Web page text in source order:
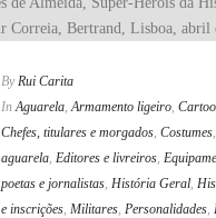
By Rui Carita
In Aguarela,Armamento ligeiro,
Chefes, titulares e morgados, Costumes,
aguarela, Editores e livreiros,
poetas e jornalistas, História Geral,
e inscrições, Militares, Personalidades,